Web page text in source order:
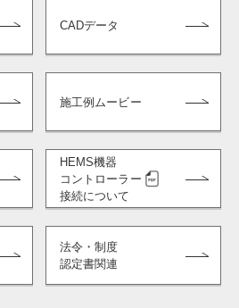
CADデータ
施工例ムービー
HEMS機器
コントローラー
接続について
法令・制度
認定書関連